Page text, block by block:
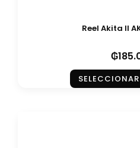
Reel Akita II
₲